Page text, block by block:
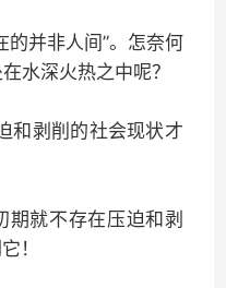
的并非人间”。怎奈何
水深火热之中呢？
和剥削的社会现状才
期就不存在压迫和剥
！